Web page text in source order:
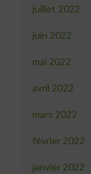
juillet 2022
juin 2022
mai 2022
avril 2022
mars 2022
février 2022
janvier 2022